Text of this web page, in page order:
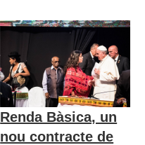
Renda Bàsica, un
nou contracte de